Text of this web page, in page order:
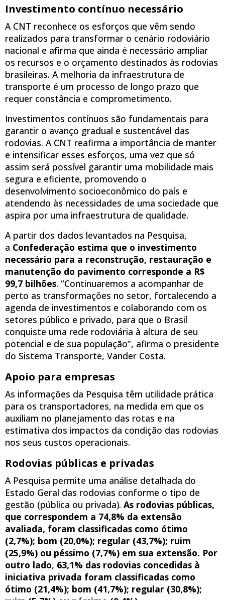
Investimento contínuo necessário
A CNT reconhece os esforços que vêm sendo
realizados para transformar o cenário rodoviário
nacional e afirma que ainda é necessário ampliar
os recursos e o orçamento destinados às rodovias
brasileiras. A melhoria da infraestrutura de
transporte é um processo de longo prazo que
requer constância e comprometimento.
Investimentos contínuos são fundamentais para
garantir o avanço gradual e sustentável das
rodovias. A CNT reafirma a importância de manter
e intensificar esses esforços, uma vez que só
assim será possível garantir uma mobilidade mais
segura e eficiente, promovendo o
desenvolvimento socioeconômico do país e
atendendo às necessidades de uma sociedade que
aspira por uma infraestrutura de qualidade.
A partir dos dados levantados na Pesquisa,
a Confederação estima que o investimento
necessário para a reconstrução, restauração e
manutenção do pavimento corresponde a R$
99,7 bilhões. “Continuaremos a acompanhar de
perto as transformações no setor, fortalecendo a
agenda de investimentos e colaborando com os
setores público e privado, para que o Brasil
conquiste uma rede rodoviária à altura de seu
potencial e de sua população”, afirma o presidente
do Sistema Transporte, Vander Costa.
Apoio para empresas
As informações da Pesquisa têm utilidade prática
para os transportadores, na medida em que os
auxiliam no planejamento das rotas e na
estimativa dos impactos da condição das rodovias
nos seus custos operacionais.
Rodovias públicas e privadas
A Pesquisa permite uma análise detalhada do
Estado Geral das rodovias conforme o tipo de
gestão (pública ou privada). As rodovias públicas,
que correspondem a 74,8% da extensão
avaliada, foram classificadas como ótimo
(2,7%); bom (20,0%); regular (43,7%); ruim
(25,9%) ou péssimo (7,7%) em sua extensão. Por
outro lado, 63,1% das rodovias concedidas à
iniciativa privada foram classificadas como
ótimo (21,4%); bom (41,7%); regular (30,8%);